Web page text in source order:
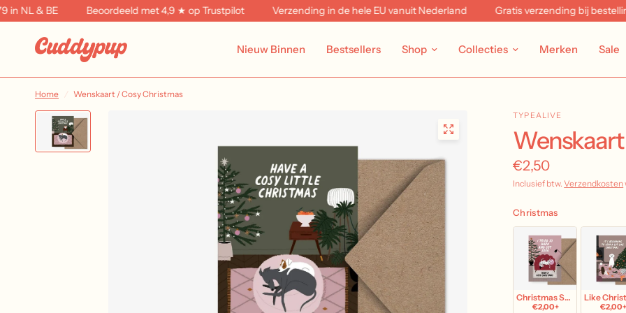
& BE Beoordeeld met 4,9 ★ op Trustpilot Verzending in de hele EU vanuit Nederland Gratis verzending bij
Nieuw Binnen Bestsellers Shop Collecties Merken Sale
Home / Wenskaart / Cosy Christmas
TYPEALIVE
€2,50
Inclusief btw.Verzendkosten
Christmas
Christmas Sofa
€2,00+
Like
€2,00+